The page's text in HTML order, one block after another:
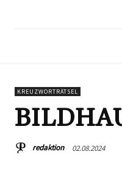
KREUZWORTRÄTSEL
redaktion 02.08.2024